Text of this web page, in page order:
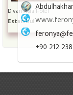
+90 212
Divan Asia Hotel
Estambul